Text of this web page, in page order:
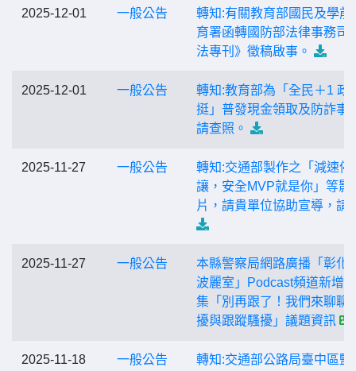
2025-12-01 一般公告
轉知:有關教育部國民及學前
育署函轉國防部法律事務司
法專刊》徵稿啟事。
2025-12-01 一般公告
轉知:教育部為「全民＋1 政
挺」普發現金領取及防詐事
請查照。
2025-11-27 一般公告
轉知:交通部製作之「減速停
讓，安全MVP就是你」等影
片，請貴單位協助宣導，請
2025-11-27 一般公告
本縣警察局網路廣播「彰化
波麗室」Podcast頻道新增
集「別再跟了！我們來聊聊
擾與跟蹤騷擾」議題資訊
2025-11-18 一般公告
轉知:交通部公路局臺中區監